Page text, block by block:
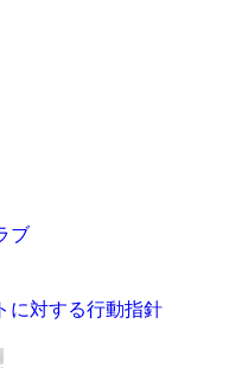
ブ
に対する行動指針